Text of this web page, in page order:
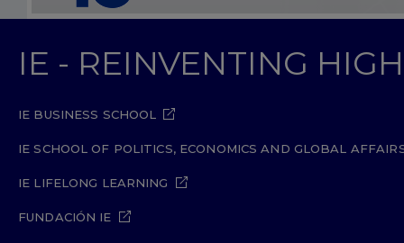
IE - REINVENTING
IE BUSINESS SCHOOL
IE SCHOOL OF POLITICS, ECONOMICS AND GLOBAL
IE LIFELONG LEARNING
FUNDACIÓN IE